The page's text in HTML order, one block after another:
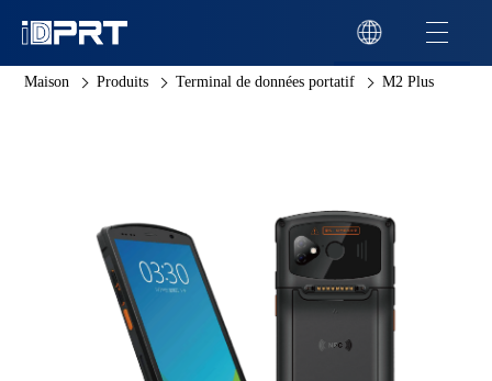
Maison Produits Terminal de données portatif M2 Plus